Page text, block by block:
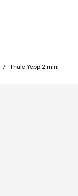
/ Thule Yepp 2 mini